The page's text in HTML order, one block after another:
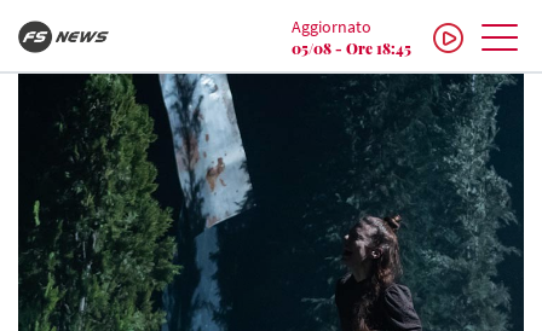
Aggiornato
05/08 - Ore 18:45